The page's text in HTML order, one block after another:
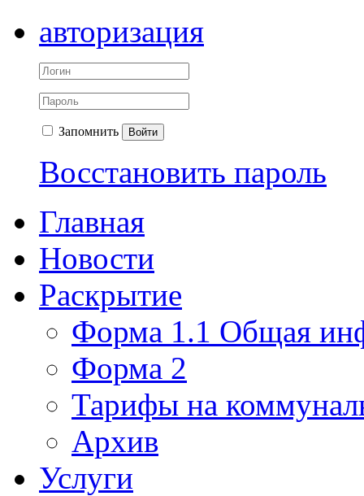
авторизация
Запомнить Войти
Восстановить пароль
Главная
Новости
Раскрытие
Форма 1.1 Общая
Форма 2
Тарифы на
Архив
Услуги